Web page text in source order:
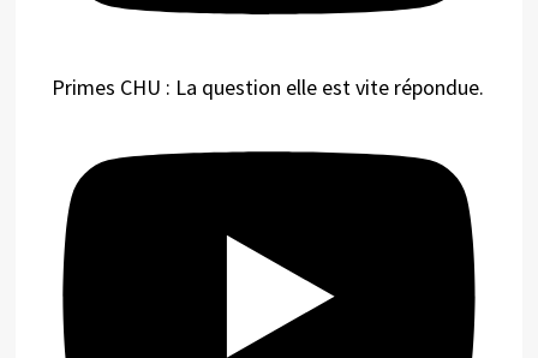
Primes CHU : La question elle est vite répondue.